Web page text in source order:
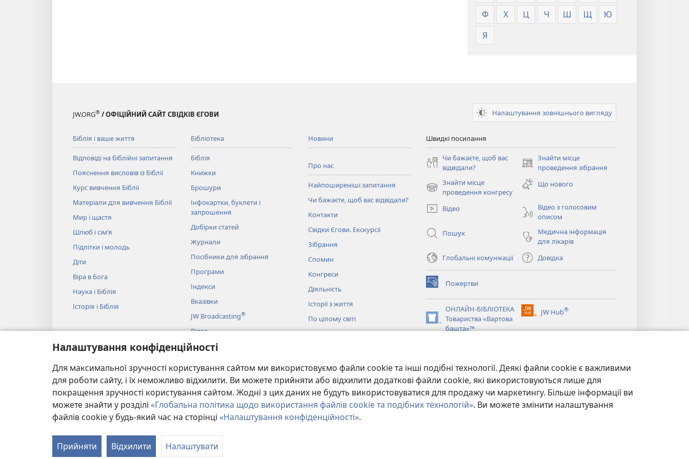
Налаштування конфіденційності
Для максимальної зручності користування сайтом ми використовуємо файли cookie та інші подібні технології. Деякі файли cookie є важливими
для роботи сайту, і їх неможливо відхилити. Ви можете прийняти або відхилити додаткові файли cookie, які використовуються лише для
покращення зручності користування сайтом. Жодні з цих даних не будуть використовуватися для продажу чи маркетингу. Більше інформації ви
можете знайти у розділі «Глобальна політика щодо використання файлів cookie та подібних технологій». Ви можете змінити налаштування
файлів cookie у будь-який час на сторінці «Налаштування конфіденційності».
Прийняти Відхилити Налаштувати
Ф Х Ц Ч Ш Щ
Ю
Я
JW.ORG® / ОФІЦІЙНИЙ САЙТ СВІДКІВ ЄГОВИ Налаштування зовнішнього вигляду
Біблія і ваше життя
Відповіді на біблійні запитання
Пояснення висловів із Біблії
Курс вивчення Біблії
Матеріали для вивчення Біблії
Мир і щастя
Шлюб і сім’я
Підлітки і молодь
Діти
Віра в Бога
Наука і Біблія
Історія і Біблія
Бібліотека
Біблія
Книжки
Брошури
Інфокартки, буклети і
запрошення
Добірки статей
Журнали
Посібники для зібрання
Програми
Індекси
Вказівки
JW Broadcasting®
Відео
Музика
Художнє читання Біблії
Новини
Про нас
Найпоширеніші запитання
Чи бажаєте, щоб вас відвідали?
Контакти
Свідки Єгови. Екскурсії
Зібрання
Спомин
Конгреси
Діяльність
Історії з життя
По цілому світі
Швидкі посилання
Чи бажаєте, щоб вас
відвідали?
Знайти місце
проведення зібрання
(відкривається
новому
Знайти місце
проведення конгресу
(відкривається
новому
Що нового
Відео
Відео з голосовим
описом
Пошук
Медична інформація
для лікарів
Глобальні комунікації
Довідка
Пожертви
(відкривається
у
новому
вікні)
ОНЛАЙН-БІБЛІОТЕКА
Товариства «Вартова
башта»™
(відкривається
у
JW Hub®
(відкривається
Copyright© 2026 Watch Tower Bible and Tract Society of Pennsylvania. УМОВИ ВИКОРИСТАННЯ